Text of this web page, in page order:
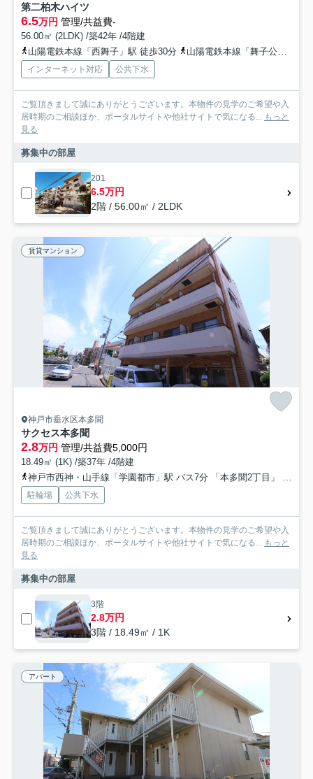
第二柏木ハイツ
6.5万円 管理/共益費-
56.00㎡ (2LDK) /築42年 /4階建
山陽電鉄本線「西舞子」駅 徒歩30分
山陽電鉄本線「舞子公園」駅 徒歩36分
インターネット対応 公共下水
ご覧頂きまして誠にありがとうございます。本物件の見学のご希望や入
居時期のご相談ほか、ポータルサイトや他社サイトで気になる... もっと
見る
募集中の部屋
201
6.5万円
2階 / 56.00㎡ / 2LDK
賃貸マンション
神戸市垂水区本多聞
サクセス本多聞
2.8万円 管理/共益費5,000円
18.49㎡ (1K) /築37年 /4階建
神戸市西神・山手線「学園都市」駅 バス7分 「本多聞2丁目」 停歩2分
駐輪場 公共下水
ご覧頂きまして誠にありがとうございます。本物件の見学のご希望や入
居時期のご相談ほか、ポータルサイトや他社サイトで気になる... もっと
見る
募集中の部屋
3階
2.8万円
3階 / 18.49㎡ / 1K
アパート